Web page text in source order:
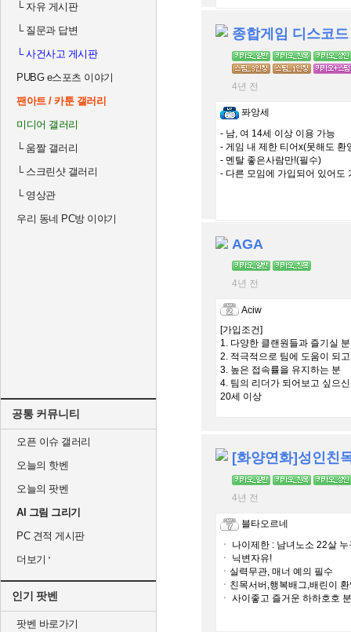
└자유 게시판
└질문과 답변
└사건사고 게시판
PUBG e스포츠 이야기
팬아트 / 카툰 갤러리
미디어 갤러리
└움짤 갤러리
└스크린샷 갤러리
└영상관
우리 동네 PC방 이야기
공통 커뮤니티
오픈 이슈 갤러리
오늘의 핫벤
오늘의 팟벤
AI 그림 그리기
PC 견적 게시판
더보기
인기 팟벤
팟벤 바로가기
종합게임 디스코드
4년 전
퐈앙세
- 남, 여 14세 이상 이용 가능
- 게임 내 제한 티어x(못해도 환
- 멘탈 좋은사람만!(필수)
- 다른 모임에 가입되어 있어도
AGA
4년 전
Aciw
[가입조건]
1. 다양한 클랜원들과 즐기실 분
2. 적극적으로 팀에 도움이 되
3. 높은 접속률을 유지하는 분
4. 팀의 리더가 되어보고 싶으
20세 이상
[화양연화]성인친
4년 전
블타오르네
ㆍ 나이제한 : 남녀노소 22살
ㆍ 닉변자유!
ㆍ실력무관, 매너 예의 필수
ㆍ친목서버,행복배그,배린이
ㆍ 사이좋고 즐거운 하하호호